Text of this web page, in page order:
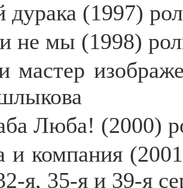
дурака (1997)
не мы (1998)
мастер
Люба! (2000)
и компания
я, 35-я и 39-я